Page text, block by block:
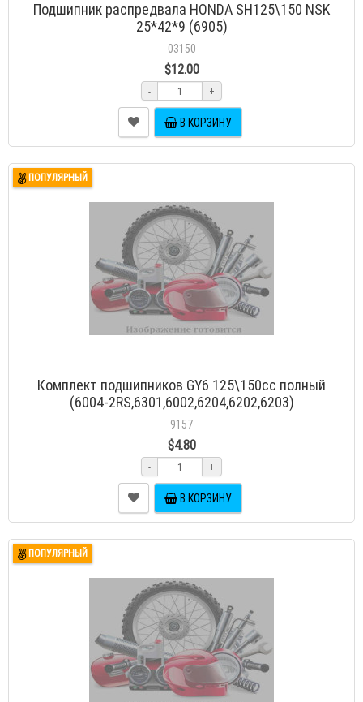
Подшипник распредвала HONDA SH125\150 NSK
25*42*9 (6905)
03150
$12.00
- +
В КОРЗИНУ
ПОПУЛЯРНЫЙ
Комплект подшипников GY6 125\150cc полный
(6004-2RS,6301,6002,6204,6202,6203)
9157
$4.80
- +
В КОРЗИНУ
ПОПУЛЯРНЫЙ